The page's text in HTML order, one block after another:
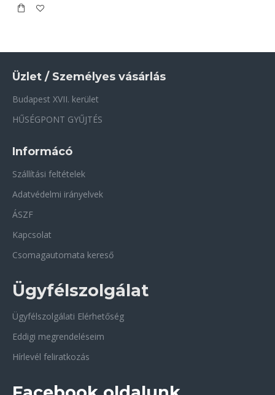
Üzlet / Személyes vásárlás
Budapest XVII. kerület
HŰSÉGPONT GYŰJTÉS
Informácó
Szállítási feltételek
Adatvédelmi irányelvek
ÁSZF
Kapcsolat
Csomagautomata kereső
Ügyfélszolgálat
Ügyfélszolgálati Elérhetőség
Eddigi megrendeléseim
Hírlevél feliratkozás